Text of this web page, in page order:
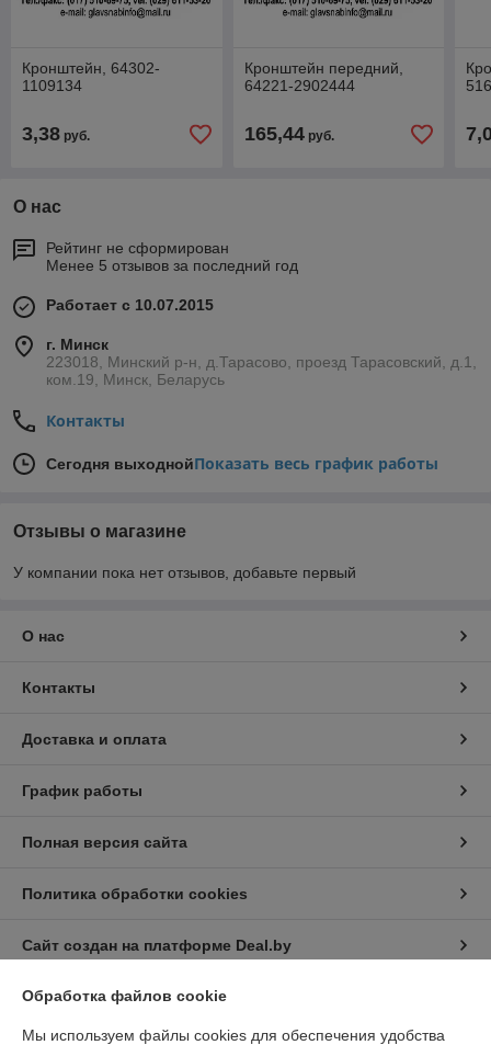
Кронштейн, 64302-
1109134
3,38 руб.
Кронштейн передний,
64221-2902444
165,44руб.
О нас
Рейтинг не сформирован
Менее 5 отзывов за последний год
Работает с 10.07.2015
г. Минск
223018, Минский р-н, д.Тарасово, проезд Тарасовский, д.1,
ком.19, Минск, Беларусь
Контакты
Сегодня выходнойПоказать весь график работы
Отзывы о магазине
У компании пока нет отзывов, добавьте первый
О нас
Контакты
Доставка и оплата
График работы
Полная версия сайта
Политика обработки cookies
Сайт создан на платформе Deal.by
Обработка файлов cookie
Мы используем файлы cookies для обеспечения удобства